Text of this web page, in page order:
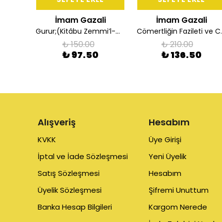
İmam Gazali
Gurur;(Kitâbu Zemmi’l-Gurur)
₺ 150.00
₺ 97.50
İmam Gazali
₺ 210.00
₺ 136.50
Alışveriş
KVKK
İptal ve İade Sözleşmesi
Satış Sözleşmesi
Üyelik Sözleşmesi
Banka Hesap Bilgileri
Hesabım
Üye Girişi
Yeni Üyelik
Hesabım
Şifremi Unuttum
Kargom Nerede